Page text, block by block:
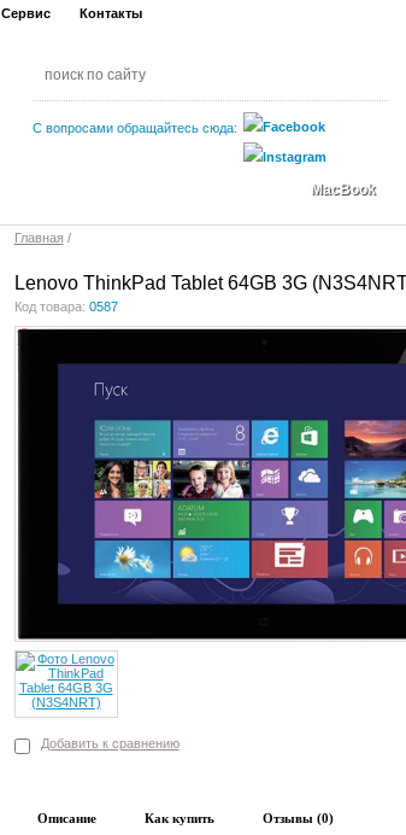
Главная /
Lenovo ThinkPad Tablet 64GB 3G
Код товара: 0587
Добавить к сравнению
Купить
Описание Как купить Отзывы (0)
Сервис Контакты
С вопросами обращайтесь сюда:
MacBook